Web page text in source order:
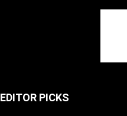
EDITOR PICKS